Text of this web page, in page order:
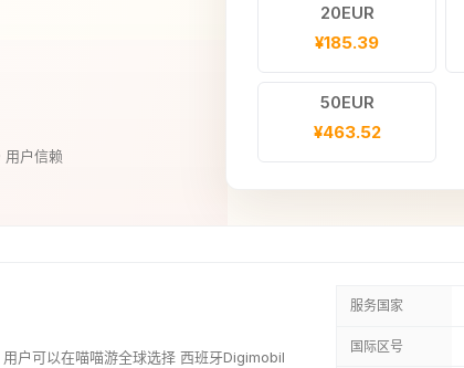
用户信赖
20EUR
¥185.39
50EUR
¥463.52
户可以在喵喵游全球选择 西班牙Digimobil
服务国家
国际区号